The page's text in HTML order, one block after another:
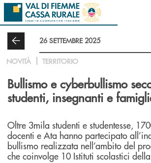
Salta al contenuto principale
26 SETTEMBRE 2025
NOVITÀ TERRITORIO
Bullismo e cyberbullismo
studenti, insegnanti e
Oltre 3mila studenti e studentesse,
docenti e Ata hanno partecipato
bullismo realizzata nell’ambito del
che coinvolge 10 Istituti scolastici